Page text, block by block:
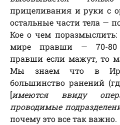
прицеливания и руки с
остальные части тела —
Кое о чем
мире правши — 70-80
правши если мажут, то
Мы знаем что в
большинство ранений
[имеются ввиду
проводимые
почему это все так важно.